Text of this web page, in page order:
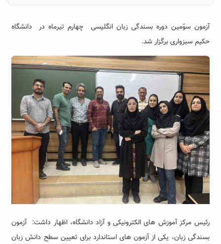
آزمون سوّمین دوره بسندگی زبان انگلیسی چهارم تیرماه در دانشگاه
حکیم سبزواری برگزار شد.
رئیس مرکز آموزش های الکترونیکی و آزاد دانشگاه، اظهار داشت: آزمون
بسندگی زبان، یکی از آزمون های استاندارد برای تعیین سطح دانش زبان